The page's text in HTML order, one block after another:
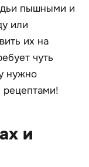
пышными и
или
их на
чуть
нужно
рецептами!
и